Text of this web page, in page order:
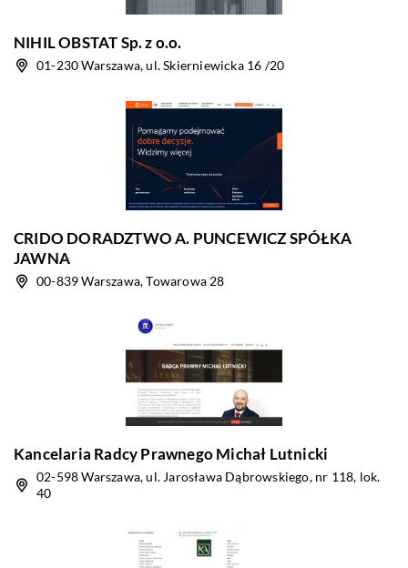
NIHIL OBSTAT Sp. z o.o.
01-230 Warszawa, ul. Skierniewicka 16 /20
CRIDO DORADZTWO A. PUNCEWICZ SPÓŁKA
JAWNA
00-839 Warszawa, Towarowa 28
Kancelaria Radcy Prawnego Michał Lutnicki
02-598 Warszawa, ul. Jarosława Dąbrowskiego, nr 118, lok.
40